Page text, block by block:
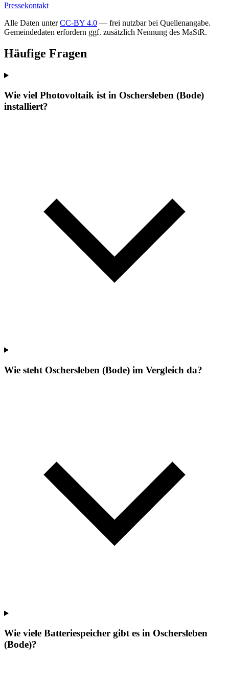
Pressekontakt
Alle Daten unterCC-BY 4.0 — frei nutzbar bei Quellenangabe.
Gemeindedaten erfordern ggf. zusätzlich Nennung des MaStR.
Häufige Fragen
Wie viel Photovoltaik ist in Oschersleben (Bode)
installiert?
Wie steht Oschersleben (Bode) im Vergleich da?
Wie viele Batteriespeicher gibt es in Oschersleben
(Bode)?